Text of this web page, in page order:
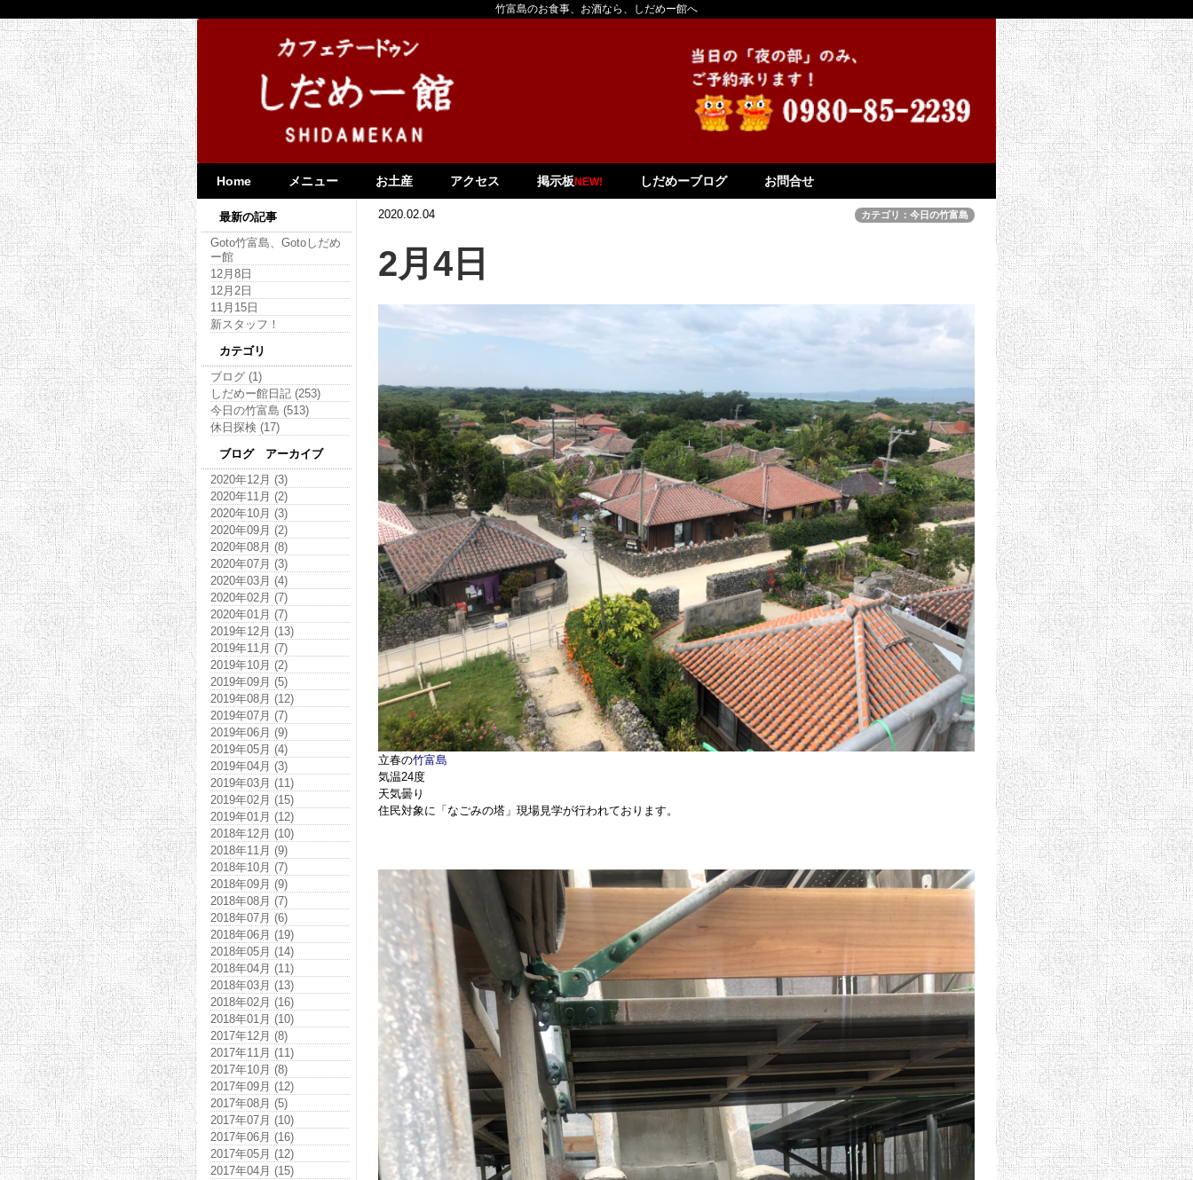
竹富島のお食事、お酒なら、しだめー館へ
Home メニュー お土産 アクセス 掲示板NEW! しだめーブログ お問合せ
2020.02.04 カテゴリ：今日の竹富島
2月4日
立春の竹富島
気温24度
天気曇り
住民対象に「なごみの塔」現場見学が行われております。
最新の記事
Goto竹富島、Gotoしだめ
ー館
12月8日
12月2日
11月15日
新スタッフ！
カテゴリ
ブログ (1)
しだめー館日記 (253)
今日の竹富島 (513)
休日探検 (17)
ブログ アーカイブ
2020年12月 (3)
2020年11月 (2)
2020年10月 (3)
2020年09月 (2)
2020年08月 (8)
2020年07月 (3)
2020年03月 (4)
2020年02月 (7)
2020年01月 (7)
2019年12月 (13)
2019年11月 (7)
2019年10月 (2)
2019年09月 (5)
2019年08月 (12)
2019年07月 (7)
2019年06月 (9)
2019年05月 (4)
2019年04月 (3)
2019年03月 (11)
2019年02月 (15)
2019年01月 (12)
2018年12月 (10)
2018年11月 (9)
2018年10月 (7)
2018年09月 (9)
2018年08月 (7)
2018年07月 (6)
2018年06月 (19)
2018年05月 (14)
2018年04月 (11)
2018年03月 (13)
2018年02月 (16)
2018年01月 (10)
2017年12月 (8)
2017年11月 (11)
2017年10月 (8)
2017年09月 (12)
2017年08月 (5)
2017年07月 (10)
2017年06月 (16)
2017年05月 (12)
2017年04月 (15)